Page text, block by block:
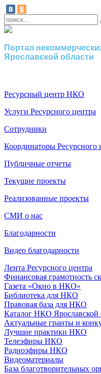
Портал
Ярославской области
Ресурсный центр НКО
Услуги Ресурсного центра
Сотрудники
Координаторы Ресурсного
Публичные отчеты
Текущие проекты
Реализованные проекты
СМИ о нас
Благодарности
Видео благодарности
Лента Ресурсного центра
Финансовая грамотность
Газета «Окно в НКО»
Библиотека для НКО
Правовая база для НКО
Каталог НКО Ярославской
Актуальные гранты и
Лучшие практики НКО
Телеэфиры НКО
Радиоэфиры НКО
Видеоматериалы
База благотворительных